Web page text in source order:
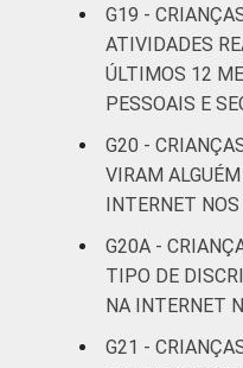
G19 -
ATIVIDADES
ÚLTIMOS 12
PESSOAIS E
G20 -
VIRAM
INTERNET
G20A -
TIPO DE
NA INTERNET
G21 -